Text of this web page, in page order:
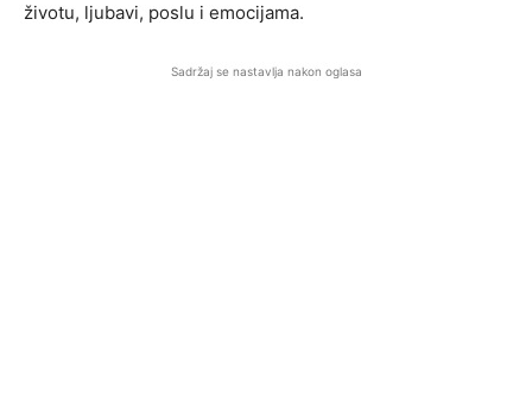
životu, ljubavi, poslu i emocijama.
Sadržaj se nastavlja nakon oglasa